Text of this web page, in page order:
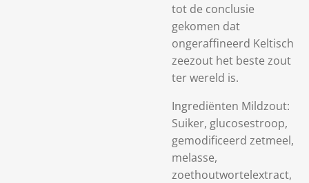
tot de conclusie
gekomen dat
ongeraffineerd Keltisch
zeezout het beste zout
ter wereld is.
Ingrediënten Mildzout:
Suiker, glucosestroop,
gemodificeerd zetmeel,
melasse,
zoethoutwortelextract,